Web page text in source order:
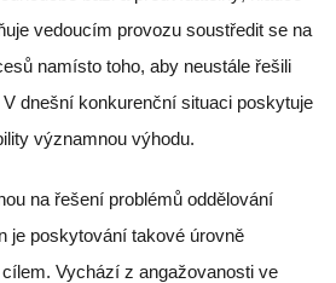
vedoucím provozu soustředit se na
namísto toho, aby neustále řešili
dnešní konkurenční situaci poskytuje
významnou výhodu.
na řešení problémů oddělování
je poskytování takové úrovně
Vychází z angažovanosti ve